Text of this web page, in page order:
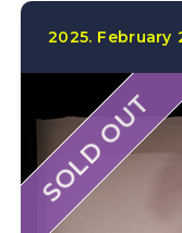
2025. February
SOLD OUT